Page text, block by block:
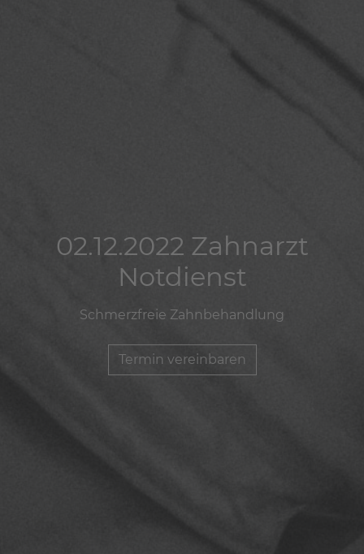
02.12.2022 Zahnarzt
Notdienst
Schmerzfreie Zahnbehandlung
Termin vereinbaren
02.12.2022 Zahnarzt
Notdienst
Schmerzfreie Zahnbehandlung
Termin vereinbaren
02.12.2022 Zahnarzt
Notdienst
Schmerzfreie Zahnbehandlung
Termin vereinbaren